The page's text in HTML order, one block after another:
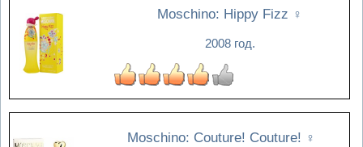
Moschino: Hippy Fizz ♀
2008 год.
Moschino: Couture! Couture! ♀